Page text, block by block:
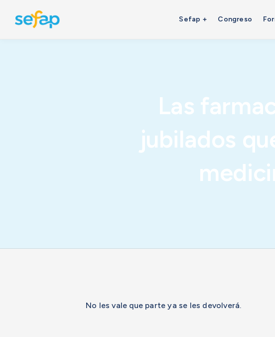
Sefap Congreso
Las
jubilados
No les vale que parte ya se les devolverá.